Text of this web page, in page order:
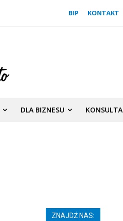
BIP KONTAKT
DLA BIZNESU
ZNAJDŹ NAS: